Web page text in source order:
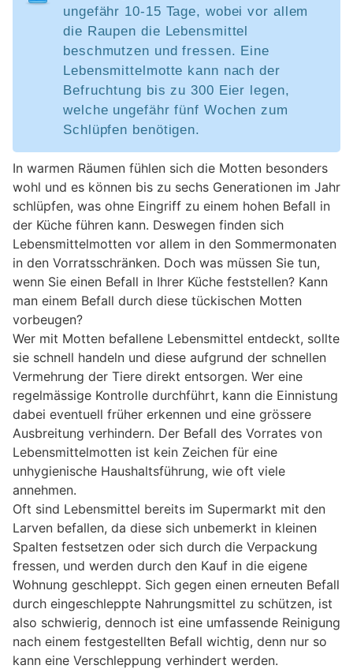
ungefähr 10-15 Tage, wobei vor allem
die Raupen die Lebensmittel
beschmutzen und fressen. Eine
Lebensmittelmotte kann nach der
Befruchtung bis zu 300 Eier legen,
welche ungefähr fünf Wochen zum
Schlüpfen benötigen.
In warmen Räumen fühlen sich die Motten besonders
wohl und es können bis zu sechs Generationen im Jahr
schlüpfen, was ohne Eingriff zu einem hohen Befall in
der Küche führen kann. Deswegen finden sich
Lebensmittelmotten vor allem in den Sommermonaten
in den Vorratsschränken. Doch was müssen Sie tun,
wenn Sie einen Befall in Ihrer Küche feststellen? Kann
man einem Befall durch diese tückischen Motten
vorbeugen?
Wer mit Motten befallene Lebensmittel entdeckt, sollte
sie schnell handeln und diese aufgrund der schnellen
Vermehrung der Tiere direkt entsorgen. Wer eine
regelmässige Kontrolle durchführt, kann die Einnistung
dabei eventuell früher erkennen und eine grössere
Ausbreitung verhindern. Der Befall des Vorrates von
Lebensmittelmotten ist kein Zeichen für eine
unhygienische Haushaltsführung, wie oft viele
annehmen.
Oft sind Lebensmittel bereits im Supermarkt mit den
Larven befallen, da diese sich unbemerkt in kleinen
Spalten festsetzen oder sich durch die Verpackung
fressen, und werden durch den Kauf in die eigene
Wohnung geschleppt. Sich gegen einen erneuten Befall
durch eingeschleppte Nahrungsmittel zu schützen, ist
also schwierig, dennoch ist eine umfassende Reinigung
nach einem festgestellten Befall wichtig, denn nur so
kann eine Verschleppung verhindert werden.